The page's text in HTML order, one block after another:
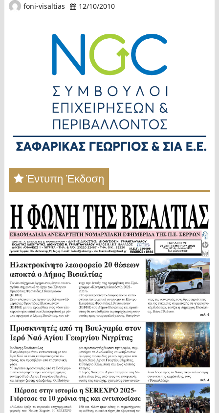
foni-visaltias 12/10/2010
Έντυπη Έκδοση